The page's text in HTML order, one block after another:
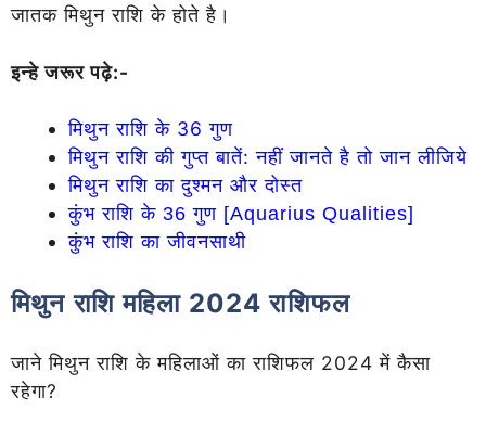
जातक मिथुन राशि के होते है।
इन्हे जरूर पढ़े:-
मिथुन राशि के 36 गुण
मिथुन राशि की गुप्त बातें: नहीं जानते है तो जान लीजिये
मिथुन राशि का दुश्मन और दोस्त
कुंभ राशि के 36 गुण [Aquarius Qualities]
कुंभ राशि का जीवनसाथी
मिथुन राशि महिला 2024 राशिफल
जाने मिथुन राशि के महिलाओं का राशिफल 2024 में कैसा
रहेगा?